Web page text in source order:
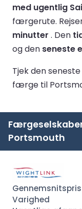
med ugentlig
færgerute.
minutter . Den
og den seneste
Tjek den
færge til
Portsmouth